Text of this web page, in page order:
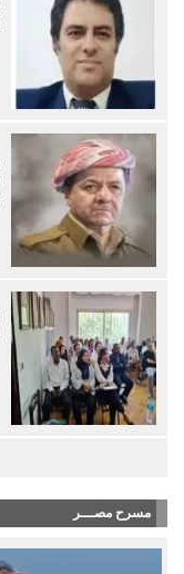
مسرح مصـــر